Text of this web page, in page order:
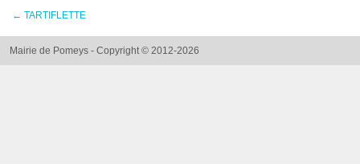
← TARTIFLETTE
Mairie de Pomeys - Copyright © 2012-2026